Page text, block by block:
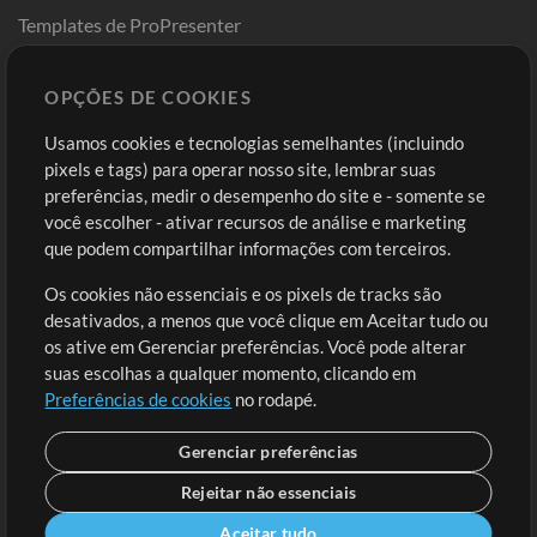
Templates de ProPresenter
Comprar Créditos
Conteúdo Grátis
Solicite uma Música
Extras
Sessões
Envie seu conteúdo
Playlist
MT Conference
Entre
Cadastre-se
Ir ao carrinho
OPÇÕES DE COOKIES
Usamos cookies e tecnologias semelhantes (incluindo
pixels e tags) para operar nosso site, lembrar suas
preferências, medir o desempenho do site e - somente se
você escolher - ativar recursos de análise e marketing
que podem compartilhar informações com terceiros.
Os cookies não essenciais e os pixels de tracks são
desativados, a menos que você clique em Aceitar tudo ou
os ative em Gerenciar preferências. Você pode alterar
suas escolhas a qualquer momento, clicando em
Preferências de cookies no rodapé.
Gerenciar preferências
Rejeitar não essenciais
Aceitar tudo